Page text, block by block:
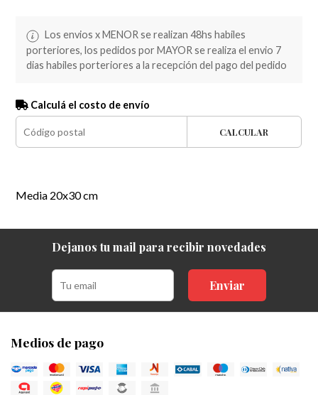
Los envios x MENOR se realizan 48hs habiles
porteriores, los pedidos por MAYOR se realiza el envio 7
dias habiles porteriores a la recepción del pago del pedido
Calculá el costo de envío
CALCULAR
Media 20x30 cm
Dejanos tu mail para recibir novedades
Enviar
Medios de pago